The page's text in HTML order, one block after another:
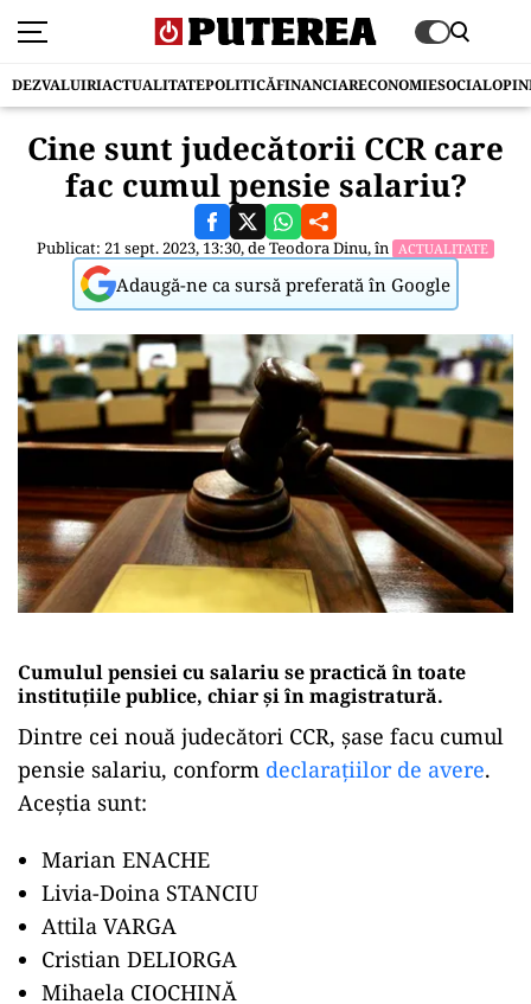
DEZVALUIRIACTUALITATEPOLITICĂFINANCIARECONOMIESOCIAL
Cine sunt judecătorii CCR care
fac cumul pensie salariu?
Publicat: 21 sept. 2023, 13:30, deTeodora Dinu, în ACTUALITATE
Adaugă-ne ca sursă preferată în Google
Cumulul pensiei cu salariu se practică în toate
instituțiile publice, chiar și în magistratură.
Dintre cei nouă judecători CCR, șase facu cumul
pensie salariu, conform declarațiilor de avere.
Aceștia sunt:
Marian ENACHE
Livia-Doina STANCIU
Attila VARGA
Cristian DELIORGA
Mihaela CIOCHINĂ